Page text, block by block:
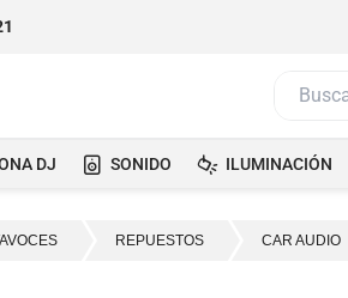
DJ SONIDO ILUMINACIÓN
REPUESTOS CAR AUDIO